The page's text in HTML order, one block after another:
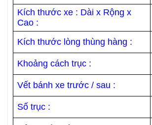
Kích thước xe : Dài x Rộng x
Cao :
Kích thước lòng thùng hàng :
Khoảng cách trục :
Vết bánh xe trước / sau :
Số trục :